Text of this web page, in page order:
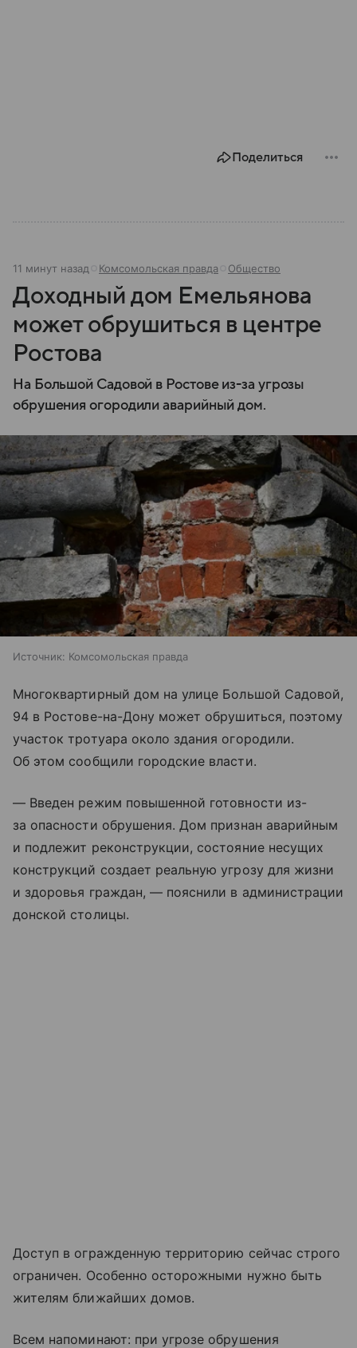
Поделиться
11 минут назад Комсомольская правда Общество
Доходный дом Емельянова
может обрушиться в центре
Ростова
На Большой Садовой в Ростове из-за угрозы
обрушения огородили аварийный дом.
Источник: Комсомольская правда
Многоквартирный дом на улице Большой Садовой,
94 в Ростове-на-Дону может обрушиться, поэтому
участок тротуара около здания огородили.
Об этом сообщили городские власти.
— Введен режим повышенной готовности из-
за опасности обрушения. Дом признан аварийным
и подлежит реконструкции, состояние несущих
конструкций создает реальную угрозу для жизни
и здоровья граждан, — пояснили в администрации
донской столицы.
Доступ в огражденную территорию сейчас строго
ограничен. Особенно осторожными нужно быть
жителям ближайших домов.
Всем напоминают: при угрозе обрушения